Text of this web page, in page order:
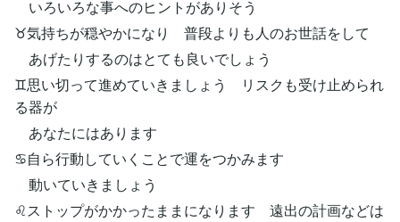
いろいろな事へのヒントがありそう
♉気持ちが穏やかになり 普段よりも人のお世話をして
あげたりするのはとても良いでしょう
♊思い切って進めていきましょう リスクも受け止められ
る器が
あなたにはあります
♋自ら行動していくことで運をつかみます
動いていきましょう
♌ストップがかかったままになります 遠出の計画などは